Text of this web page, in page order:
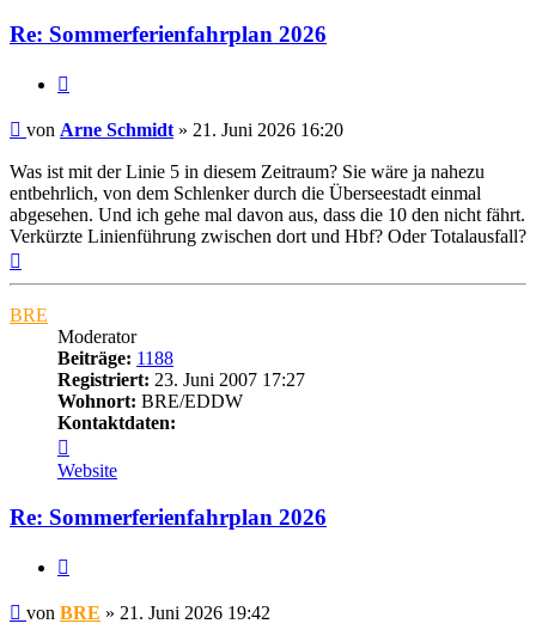
Re: Sommerferienfahrplan 2026
Ungelesener
von Arne Schmidt » 21. Juni 2026 16:20
Was ist mit der Linie 5 in diesem Zeitraum? Sie wäre ja nahezu
entbehrlich, von dem Schlenker durch die Überseestadt einmal
abgesehen. Und ich gehe mal davon aus, dass die 10 den nicht fährt.
Verkürzte Linienführung zwischen dort und Hbf? Oder Totalausfall?
BRE
Moderator
Beiträge: 1188
Registriert: 23. Juni 2007 17:27
Wohnort: BRE/EDDW
Kontaktdaten:
von
BRE
Website
Re: Sommerferienfahrplan 2026
Ungelesener
von BRE » 21. Juni 2026 19:42